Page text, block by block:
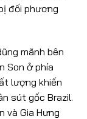
đối phương
mãnh bên
Son ở phía
lượng khiến
sút gốc Brazil.
và Gia Hưng